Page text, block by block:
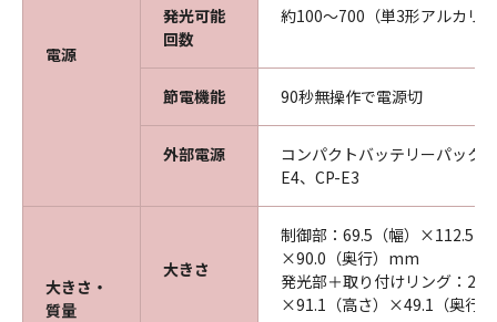
電源
発光可能
回数
約100～700（単3形アルカリ
節電機能 90秒無操作で電源切
外部電源
コンパクトバッテリーパック
E4、CP-E3
大きさ・
質量
大きさ
制御部：69.5（幅）×112.5（
×90.0（奥行）mm
発光部＋取り付けリング：
×91.1（高さ）×49.1（奥行